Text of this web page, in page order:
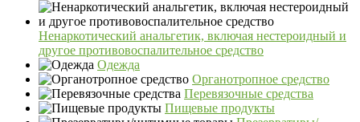
Ненаркотический анальгетик, включая нестероидный и
другое противовоспалительное средство
Одежда
Органотропное средство
Перевязочные средства
Пищевые продукты